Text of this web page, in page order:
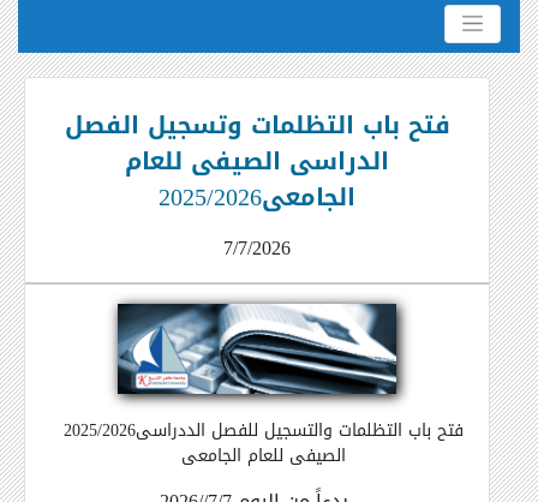
فتح باب التظلمات وتسجيل الفصل
الدراسى الصيفى للعام
الجامعى2025/2026
7/7/2026
2025/2026فتح باب التظلمات والتسجيل للفصل الددراسى
الصيفى للعام الجامعى